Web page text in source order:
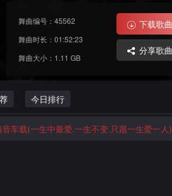
舞曲编号：45562
舞曲时长：01:52:23
舞曲大小：1.11 GB
下载歌曲
分享歌曲
今日排行
最爱.一生不变.只愿一生爱一人)2025⑦月ProgHouse经典老歌带DJ车载串烧DJ威少Remix